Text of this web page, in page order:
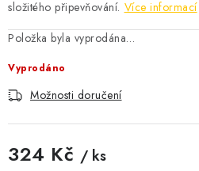
složitého připevňování. Více informací
Položka byla vyprodána…
Vyprodáno
Možnosti doručení
324 Kč / ks